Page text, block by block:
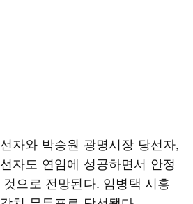
자와 박승원 광명시장 당선자,
자도 연임에 성공하면서 안정
으로 전망된다. 임병택 시흥